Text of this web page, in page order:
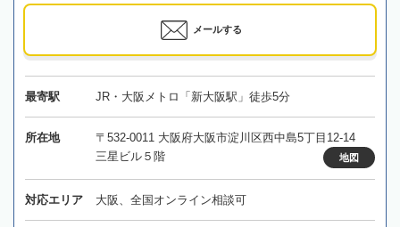
メールする
最寄駅 JR・大阪メトロ「新大阪駅」徒歩5分
所在地
〒532-0011 大阪府大阪市淀川区西中島5丁目12-14
三星ビル５階
地図
対応エリア 大阪、全国オンライン相談可